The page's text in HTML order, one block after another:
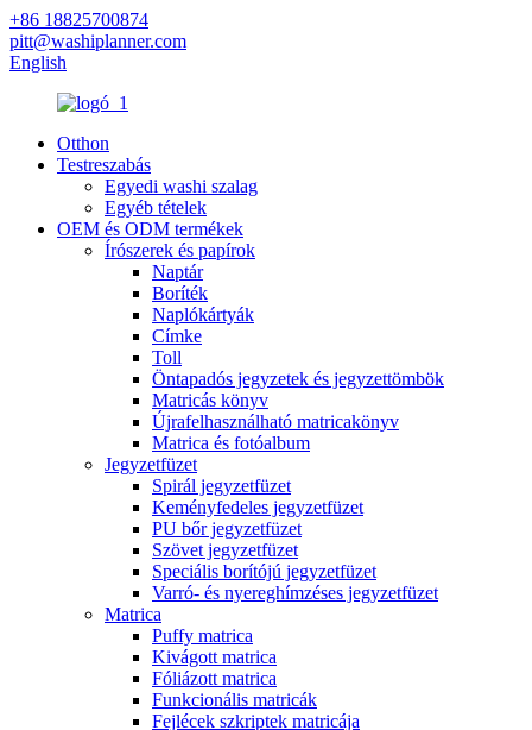
+86 18825700874
pitt@washiplanner.com
English
Otthon
Testreszabás
Egyedi washi szalag
Egyéb tételek
OEM és ODM termékek
Írószerek és papírok
Naptár
Boríték
Naplókártyák
Címke
Toll
Öntapadós jegyzetek és jegyzettömbök
Matricás könyv
Újrafelhasználható matricakönyv
Matrica és fotóalbum
Jegyzetfüzet
Spirál jegyzetfüzet
Keményfedeles jegyzetfüzet
PU bőr jegyzetfüzet
Szövet jegyzetfüzet
Speciális borítójú jegyzetfüzet
Varró- és nyereghímzéses jegyzetfüzet
Matrica
Puffy matrica
Kivágott matrica
Fóliázott matrica
Funkcionális matricák
Fejlécek szkriptek matricája